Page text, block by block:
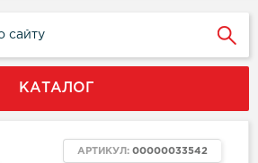
КАТАЛОГ
АРТИКУЛ: 00000033542